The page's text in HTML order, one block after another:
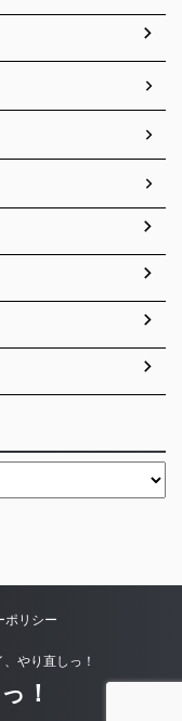
ポリシー
やり直しっ！
！